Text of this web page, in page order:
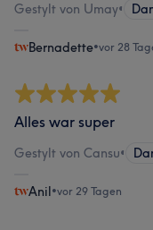
Gestylt von Umay•
Bernadette•vor 28
Alles war super
Gestylt von Cansu•
Anil•vor 29 Tagen